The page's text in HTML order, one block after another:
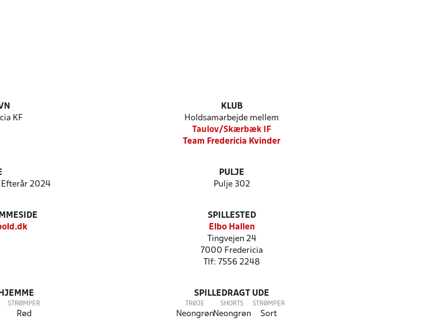
KF
KLUB
Holdsamarbejde mellem
Taulov/Skærbæk IF
Team Fredericia Kvinder
Efterår 2024
PULJE
Pulje 302
SPILLESTED
Elbo Hallen
Tingvejen 24
7000 Fredericia
Tlf: 7556 2248
STRØMPER
Rød
SPILLEDRAGT UDE
TRØJE
Neongrøn
SHORTS
Neongrøn
STRØMPER
Sort